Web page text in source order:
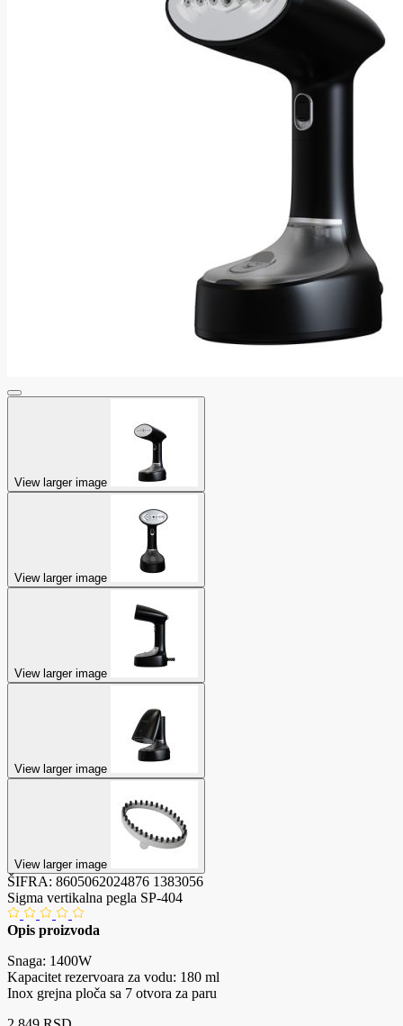
View larger image
View larger image
View larger image
View larger image
View larger image
ŠIFRA: 8605062024876 1383056
Sigma vertikalna pegla SP-404
Opis proizvoda
Snaga: 1400W
Kapacitet rezervoara za vodu: 180 ml
Inox grejna ploča sa 7 otvora za paru